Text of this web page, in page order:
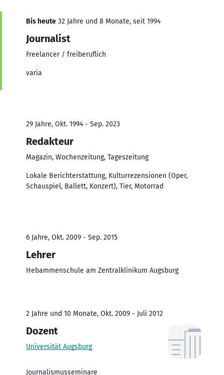
Bis heute 32 Jahre und 8 Monate, seit 1994
Journalist
Freelancer / freiberuflich
varia
29 Jahre, Okt. 1994 - Sep. 2023
Redakteur
Magazin, Wochenzeitung, Tageszeitung
Lokale Berichterstattung, Kulturrezensionen (Oper,
Schauspiel, Ballett, Konzert), Tier, Motorrad
6 Jahre, Okt. 2009 - Sep. 2015
Lehrer
Hebammenschule am Zentralklinikum Augsburg
2 Jahre und 10 Monate, Okt. 2009 - Juli 2012
Dozent
Universität Augsburg
Journalismusseminare